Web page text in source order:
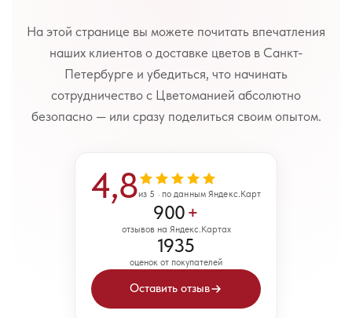
На этой странице вы можете почитать впечатления
наших клиентов о доставке цветов в Санкт-
Петербурге и убедиться, что начинать
сотрудничество с Цветоманией абсолютно
безопасно — или сразу поделиться своим опытом.
4,8из 5 · по данным Яндекс.Карт
900+
отзывов на Яндекс.Картах
1935
оценок от покупателей
Оставить отзыв